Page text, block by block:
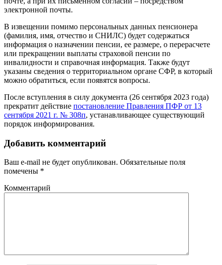
электронной почты.
В извещении помимо персональных данных пенсионера
(фамилия, имя, отчество и СНИЛС) будет содержаться
информация о назначении пенсии, ее размере, о перерасчете
или прекращении выплаты страховой пенсии по
инвалидности и справочная информация. Также будут
указаны сведения о территориальном органе СФР, в который
можно обратиться, если появятся вопросы.
После вступления в силу документа (26 сентября 2023 года)
прекратит действие постановление Правления ПФР от 13
сентября 2021 г. № 308п, устанавливающее существующий
порядок информирования.
Добавить комментарий
Ваш e-mail не будет опубликован. Обязательные поля
помечены *
Комментарий